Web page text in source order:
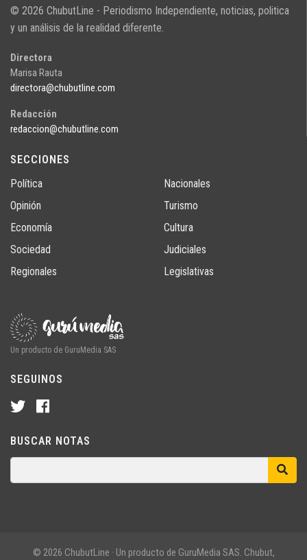
© 2026 ChubutLine - Periodismo Independiente, noticias, politica
y un análisis de la realidad diferente.
Directora
Marisa Rauta
directora@chubutline.com
Redacción
redaccion@chubutline.com
SECCIONES
Política
Opinión
Economía
Sociedad
Regionales
Nacionales
Turismo
Cultura
Judiciales
Legislativas
Un producto de GuruMedia SAS
SEGUINOS
BUSCAR NOTAS
© 2026 ChubutLine · Un producto de GuruMedia SAS. Chubut,